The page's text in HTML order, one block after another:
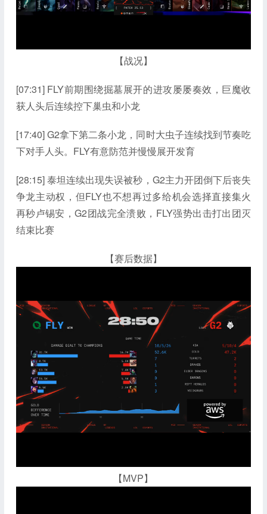
【战况】
[07:31] FLY前期围绕掘墓展开的进攻屡屡奏效，巨魔收
获人头后连续控下巢虫和小龙
[17:40] G2拿下第二条小龙，同时大虫子连续找到节奏吃
下对手人头。FLY有意防范并慢慢展开发育
[28:15] 泰坦连续出现失误被秒，G2主力开团倒下后丧失
争龙主动权，但FLY也不想再过多给机会选择直接集火
再秒卢锡安，G2团战完全溃败，FLY强势出击打出团灭
结束比赛
【赛后数据】
【MVP】